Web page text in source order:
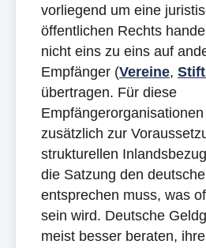
vorliegend um eine
öffentlichen Rechts
nicht eins zu eins auf
Empfänger (Vereine,
übertragen. Für diese
zusätzlich zur
strukturellen
die Satzung den
entsprechen muss, was
sein wird. Deutsche
meist besser beraten,